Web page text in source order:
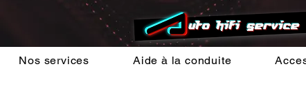
Nos services Aide à la conduite